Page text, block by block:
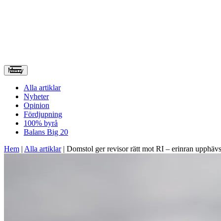
Meny
Alla artiklar
Nyheter
Opinion
Fördjupning
100% byrå
Balans Big 20
Hem | Alla artiklar| Domstol ger revisor rätt mot RI – erinran upphävs